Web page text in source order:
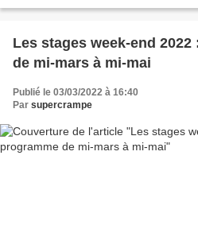
Les stages week-end
de mi-mars à mi-mai
Publié le 03/03/2022 à 16:40
Par supercrampe